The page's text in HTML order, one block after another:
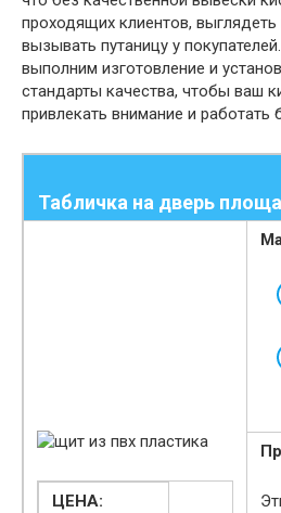
проходящих клиентов,
вызывать путаницу у
выполним изготовление и
стандарты качества, чтобы ваш
привлекать внимание и работать
Табличка на дверь
ЦЕНА: